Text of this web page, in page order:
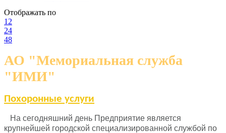
Отображать по
12
24
48
АО "Мемориальная служба
"ИМИ"
Похоронные услуги
На сегодняшний день Предприятие является
крупнейшей городской специализированной службой по